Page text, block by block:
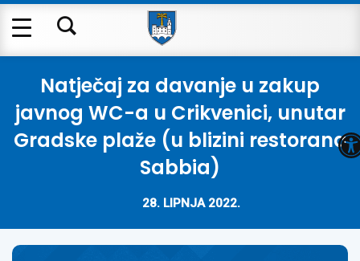
Natječaj za davanje u zakup
javnog WC-a u Crikvenici, unutar
Gradske plaže (u blizini restorana
Sabbia)
28. LIPNJA 2022.